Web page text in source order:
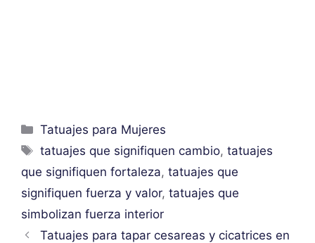
Categorías
Tatuajes para Mujeres
Etiquetas
tatuajes que signifiquen cambio,tatuajes
que signifiquen fortaleza, tatuajes que
signifiquen fuerza y valor, tatuajes que
simbolizan fuerza interior
Tatuajes para tapar cesareas y cicatrices en